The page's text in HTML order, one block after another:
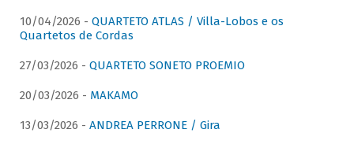
10/04/2026 - QUARTETO ATLAS / Villa-Lobos e os
Quartetos de Cordas
27/03/2026 - QUARTETO SONETO PROEMIO
20/03/2026 - MAKAMO
13/03/2026 - ANDREA PERRONE / Gira